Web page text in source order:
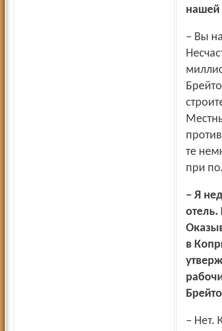
нашей
– Вы наивны. Приведу в пример базу отдыха в Брейтове.
те
при
– Я недавно был в Брейтове и видел этот шикарный
отель.
в
– Нет. Коприно – редкий пример тотального, глубокого